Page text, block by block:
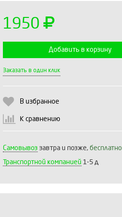
1950
Добавить в корзину
Заказать в один клик
В избранное
К сравнению
Самовывоз завтра и позже, бесплатно
Транспортной компанией 1-5 д